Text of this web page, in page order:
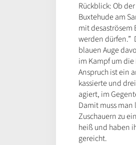
Rückblick: Ob
Buxtehude am
mit desaströsem
werden dürfen.”
blauen Auge
im Kampf um
Anspruch ist ein
kassierte und
agiert, im
Damit muss man
Zuschauern zu
heiß und haben
gereicht.